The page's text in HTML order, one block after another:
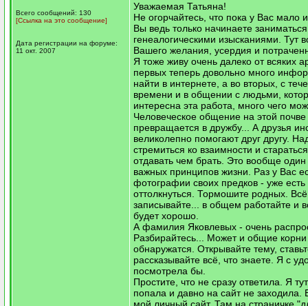
Всего сообщений: 130
[Ссылка на это сообщение]
Дата регистрации на форуме:
11 окт. 2007
Уважаемая Татьяна!
Не огорчайтесь, что пока у Вас мало
Вы ведь только начинаете заниматься
генеалогическими изысканиями. Тут
Вашего желания, усердия и
Я тоже живу очень далеко от всяких
первых теперь довольно много
найти в интернете, а во вторых, с
времени и в общении с людьми,
интересна эта работа, много чего
Человеческое общение на этой почве
превращается в дружбу... А друзья
великолепно помогают друг другу.
стремиться ко взаимности и
отдавать чем брать. Это вообще один
важных принципов жизни. Раз у Вас
фотографии своих предков - уже есть
оттолкнуться. Тормошите родных. Всё
записывайте... в общем работайте и
будет хорошо.
А фамилия Яковлевых - очень
Разбирайтесь... Может и общие
обнаружатся. Открывайте тему,
рассказывайте всё, что знаете. Я с
посмотрела бы.
Простите, что не сразу ответила. Я
попала и давно на сайт не заходила.